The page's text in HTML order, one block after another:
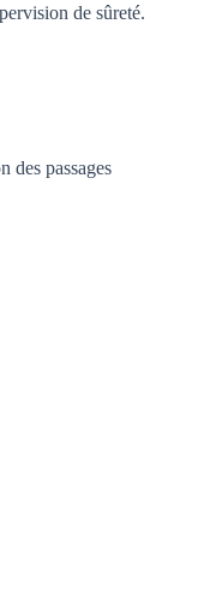
de sûreté.
des passages